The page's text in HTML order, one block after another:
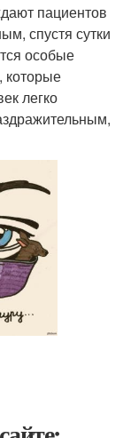
пациентов
спустя сутки
особые
которые
легко